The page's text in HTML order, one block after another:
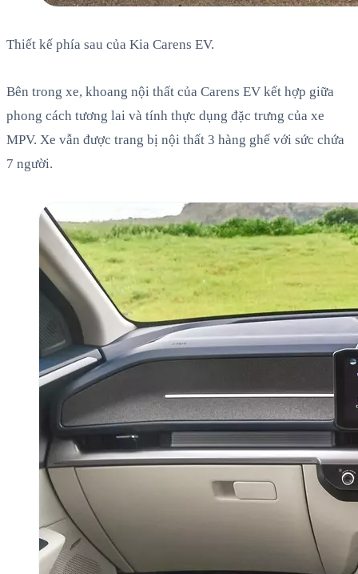
Thiết kế phía sau của Kia Carens EV.
Bên trong xe, khoang nội thất của Carens EV kết hợp giữa
phong cách tương lai và tính thực dụng đặc trưng của xe
MPV. Xe vẫn được trang bị nội thất 3 hàng ghế với sức chứa
7 người.